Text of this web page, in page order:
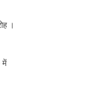
।
में